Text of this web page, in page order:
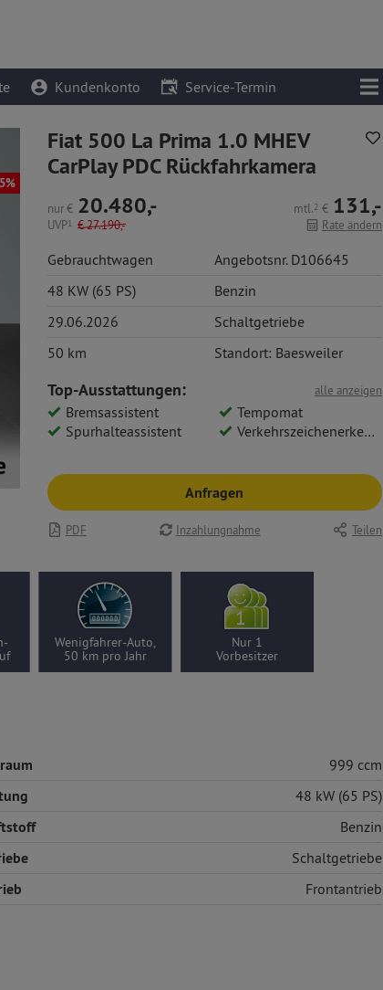
Kundenkonto Service-Termin
Fiat 500 La Prima 1.0 MHEV
CarPlay PDC Rückfahrkamera
nur € 20.480,-
UVP1 €27.190,-
mtl.2 € 131,-
Rate ändern
Gebrauchtwagen
Angebotsnr. D106645
48 KW (65 PS)
Benzin
29.06.2026
Schaltgetriebe
50 km
Standort: Baesweiler
alle anzeigen
Top-Ausstattungen:
Bremsassistent
Tempomat
Spurhalteassistent
Verkehrszeichenerkennung
Anfragen
PDF Inzahlungnahme Teilen
Wenigfahrer-Auto,
50 km pro Jahr
Nur 1
Vorbesitzer
999 ccm
48 kW (65 PS)
Benzin
Schaltgetriebe
Frontantrieb